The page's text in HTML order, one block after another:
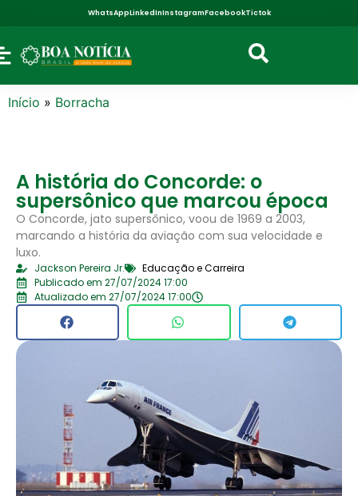
WhatsAppLinkedInInstagramFacebookTictok
Início » Borracha
A história do Concorde: o
supersônico que marcou época
O Concorde, jato supersônico, voou de 1969 a 2003,
marcando a história da aviação com sua velocidade e
luxo.
Jackson Pereira Jr.
Educação e Carreira
Publicado em 27/07/2024 17:00
Atualizado em 27/07/2024 17:00